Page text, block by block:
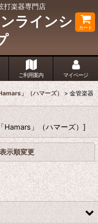
打楽器専門店
ラインシ
カート
ご利用案内 マイページ
」（ハマーズ） > 金管楽器
Hamars」（ハマーズ）]
表示順変更 閉じる